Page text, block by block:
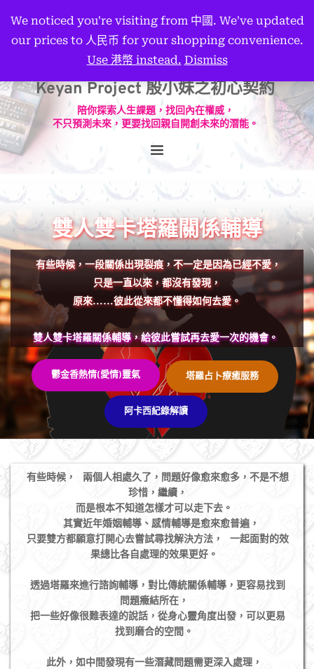
Keyan Project 殷小妹之初心契約
陪你探索人生課題，找回內在權威，
不只預測未來，更要找回親自開創未來的潛能。
雙人雙卡塔羅關係輔導
有些時候，一段關係出現裂痕，不一定是因為已經不愛，
只是一直以來，都沒有發現，
原來……彼此從來都不懂得如何去愛。
雙人雙卡塔羅關係輔導，給彼此嘗試再去愛一次的機會。
鬱金香熱情(愛情)靈氣
阿卡西紀錄解讀
塔羅占卜療癒服務
有些時候，⠀兩個人相處久了，問題好像愈來愈多，不是不想
珍惜，繼續，
而是根本不知道怎樣才可以走下去。⠀
⠀其實近年婚姻輔導、感情輔導是愈來愈普遍，
只要雙方都願意打開心去嘗試尋找解決方法，⠀一起面對的效
果總比各自處理的效果更好。⠀
透過塔羅來進行諮詢輔導，對比傳統關係輔導，更容易找到
問題癥結所在，⠀
把一些好像很難表達的說話，從身心靈角度出發，可以更易
找到磨合的空間。⠀
此外，如中間發現有一些潛藏問題需更深入處理，⠀
We noticed you're visiting from 中國. We've updated
our prices to 人民币 for your shopping convenience.
Use 港幣 instead. Dismiss